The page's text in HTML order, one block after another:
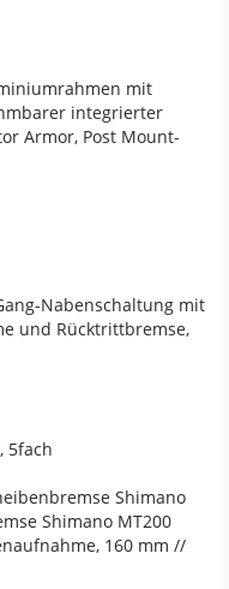
mit
integrierter
Armor, Post Mount-
Nabenschaltung mit
und Rücktrittbremse,
5fach
Shimano
Shimano MT200
160 mm //